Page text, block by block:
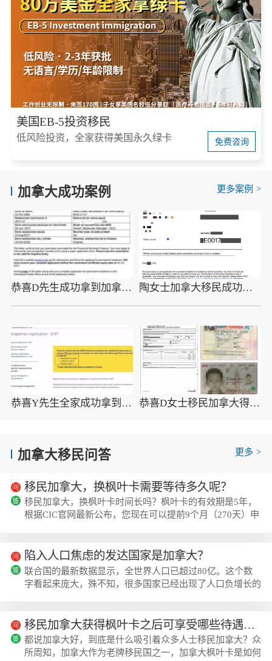
美国EB-5投资移民
低风险投资，全家获得美国永久绿卡 免费咨询
加拿大成功案例 更多案例 >
恭喜D先生成功拿到加拿大身份 陶女士加拿大移民成功案例，自雇移民加拿大
恭喜Y先生全家成功拿到加拿大身份 恭喜D女士移民加拿大得偿所愿
加拿大移民问答 更多 >
移民加拿大，换枫叶卡需要等待多久呢？
移民加拿大，换枫叶卡时间长吗？枫叶卡的有效期是5年，
根据CIC官网最新公布，您现在可以提前9个月（270天）申
个申请人准备的进度不同):为申请换发新枫叶卡做准备:1、
准备申请材料;2、照枫叶卡照片;3、缴纳枫叶卡政府费;4、
填写换发新枫叶卡申请表格;5、向移民局订新枫叶卡申请表
格套装。第二时间段:(半个月)提交申请给...
陷入人口焦虑的发达国家是加拿大？
联合国的最新数据显示，全世界人口已超过80亿。这个数
字看起来庞大，殊不知，很多国家已经出现了人口负增长的
口，有些国家开始了全球疯狂抢人计划。PART1加拿大陷入
“人口焦虑”一项新研究表明，自1950年以来全球各国生育
率一直在下降，从1950年的4.84下降到2021年的2.23，到
移民加拿大获得枫叶卡之后可享受哪些待遇呢？
都说加拿大好，到底是什么吸引着众多人士移民加拿大？众
所周知，加拿大作为老牌移民国之一，加拿大枫叶卡是如何